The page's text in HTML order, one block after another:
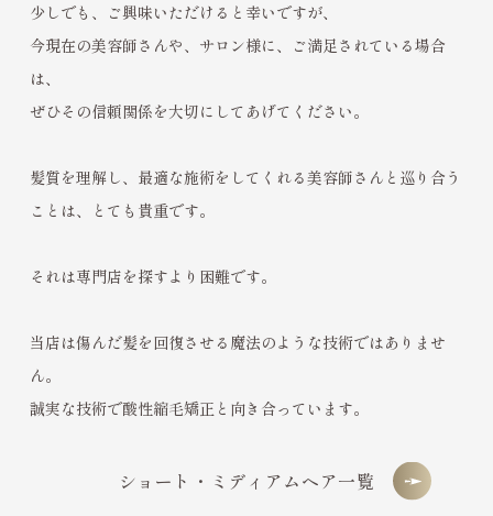
少しでも、ご興味いただけると幸いですが、
今現在の美容師さんや、サロン様に、ご満足されている場合
は、
ぜひその信頼関係を大切にしてあげてください。
髪質を理解し、最適な施術をしてくれる美容師さんと巡り合う
ことは、とても貴重です。
それは専門店を探すより困難です。
当店は傷んだ髪を回復させる魔法のような技術ではありませ
ん。
誠実な技術で酸性縮毛矯正と向き合っています。
ショート・ミディアムヘア一覧